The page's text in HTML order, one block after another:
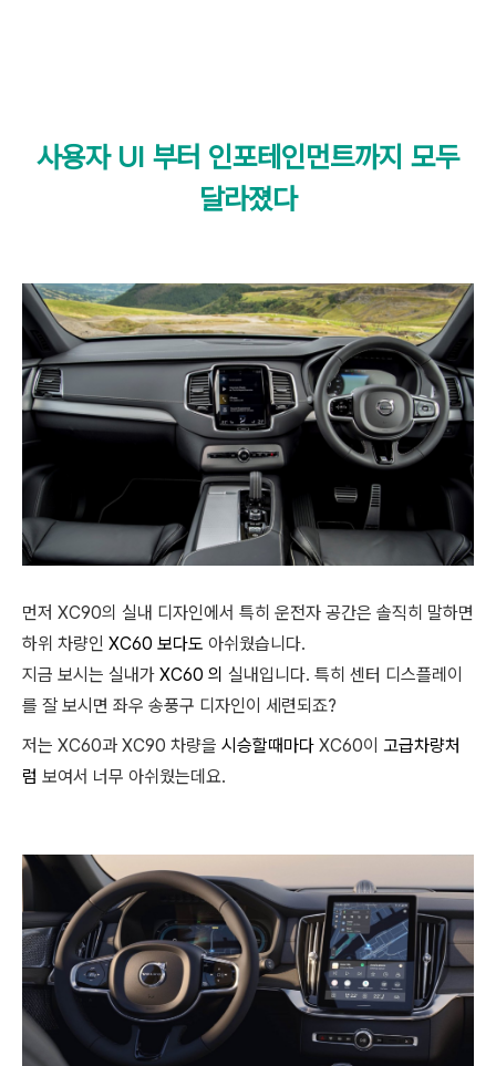
사용자 UI 부터 인포테인먼트까지 모두
달라졌다
먼저 XC90의 실내 디자인에서 특히 운전자 공간은 솔직히 말하면
하위 차량인 XC60 보다도 아쉬웠습니다.
지금 보시는 실내가 XC60 의 실내입니다. 특히 센터 디스플레이
를 잘 보시면 좌우 송풍구 디자인이 세련되죠?
저는 XC60과 XC90 차량을 시승할때마다 XC60이 고급차량처
럼 보여서 너무 아쉬웠는데요.